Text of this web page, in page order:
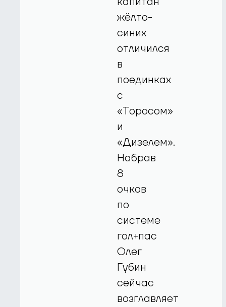
жёлто-
синих
отличился
в
поединках
с
«Торосом»
и
«Дизелем».
Набрав
8
очков
по
системе
гол+пас
Олег
Губин
сейчас
возглавляет